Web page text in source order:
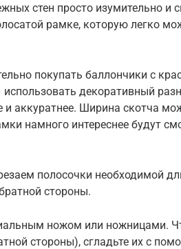
стен просто изумительно и
рамке, которую легко
покупать баллончики с
декоративный
и аккуратнее. Ширина скотча
намного интереснее будут
полосочки необходимой
стороны.
ножом или ножницами.
стороны), сгладьте их с